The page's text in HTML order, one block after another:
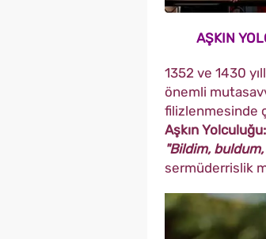
AŞKIN
1352 ve 1430
önemli
filizlenmesinde
Aşkın
"Bildim,
sermüderrislik